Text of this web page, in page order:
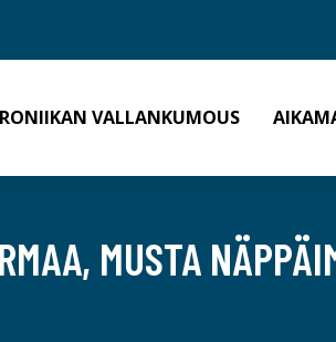
VALLANKUMOUS
MUSTA